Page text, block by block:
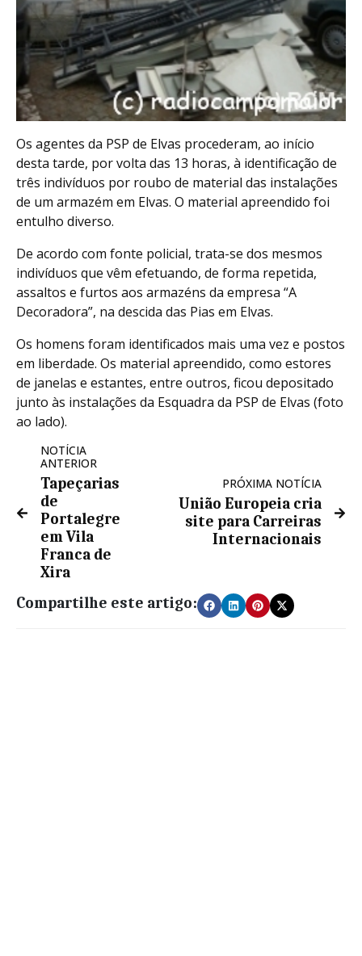
Os agentes da PSP de Elvas procederam, ao início
desta tarde, por volta das 13 horas, à identificação de
três indivíduos por roubo de material das instalações
de um armazém em Elvas. O material apreendido foi
entulho diverso.
De acordo com fonte policial, trata-se dos mesmos
indivíduos que vêm efetuando, de forma repetida,
assaltos e furtos aos armazéns da empresa “A
Decoradora”, na descida das Pias em Elvas.
Os homens foram identificados mais uma vez e postos
em liberdade. Os material apreendido, como estores
de janelas e estantes, entre outros, ficou depositado
junto às instalações da Esquadra da PSP de Elvas (foto
ao lado).
NOTÍCIA
ANTERIOR
Tapeçarias
de
Portalegre
em Vila
Franca de
Xira
PRÓXIMA NOTÍCIA
União Europeia cria
site para Carreiras
Internacionais
Compartilhe este artigo: